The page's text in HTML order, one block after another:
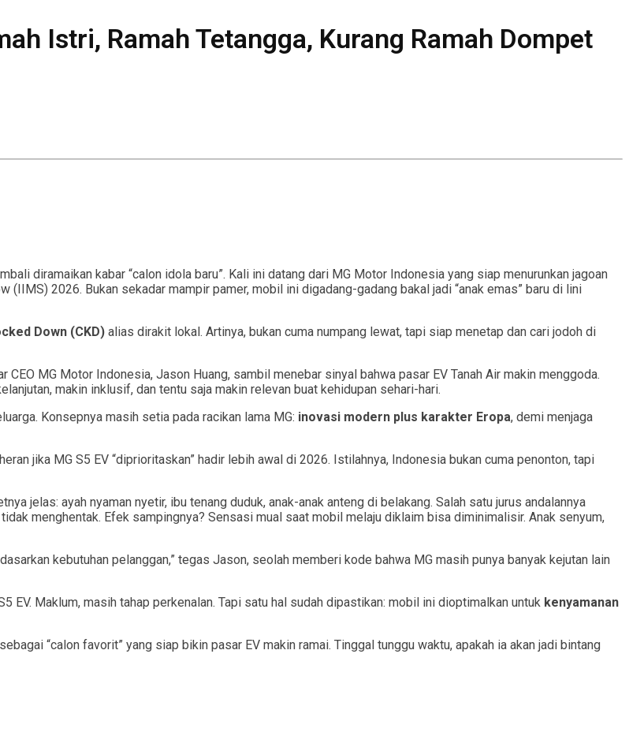
Istri, Ramah Tetangga, Kurang Ramah Dompet
diramaikan kabar “calon idola baru”. Kali ini datang dari MG Motor Indonesia yang siap menurunkan jagoan
(IIMS) 2026. Bukan sekadar mampir pamer, mobil ini digadang-gadang bakal jadi “anak emas” baru di lini
Down (CKD) alias dirakit lokal. Artinya, bukan cuma numpang lewat, tapi siap menetap dan cari jodoh di
CEO MG Motor Indonesia, Jason Huang, sambil menebar sinyal bahwa pasar EV Tanah Air makin menggoda.
makin inklusif, dan tentu saja makin relevan buat kehidupan sehari-hari.
Konsepnya masih setia pada racikan lama MG: inovasi modern plus karakter Eropa, demi menjaga
jika MG S5 EV “diprioritaskan” hadir lebih awal di 2026. Istilahnya, Indonesia bukan cuma penonton, tapi
jelas: ayah nyaman nyetir, ibu tenang duduk, anak-anak anteng di belakang. Salah satu jurus andalannya
menghentak. Efek sampingnya? Sensasi mual saat mobil melaju diklaim bisa diminimalisir. Anak senyum,
kebutuhan pelanggan,” tegas Jason, seolah memberi kode bahwa MG masih punya banyak kejutan lain
Maklum, masih tahap perkenalan. Tapi satu hal sudah dipastikan: mobil ini dioptimalkan untuk kenyamanan
“calon favorit” yang siap bikin pasar EV makin ramai. Tinggal tunggu waktu, apakah ia akan jadi bintang